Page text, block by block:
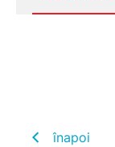
înapoi